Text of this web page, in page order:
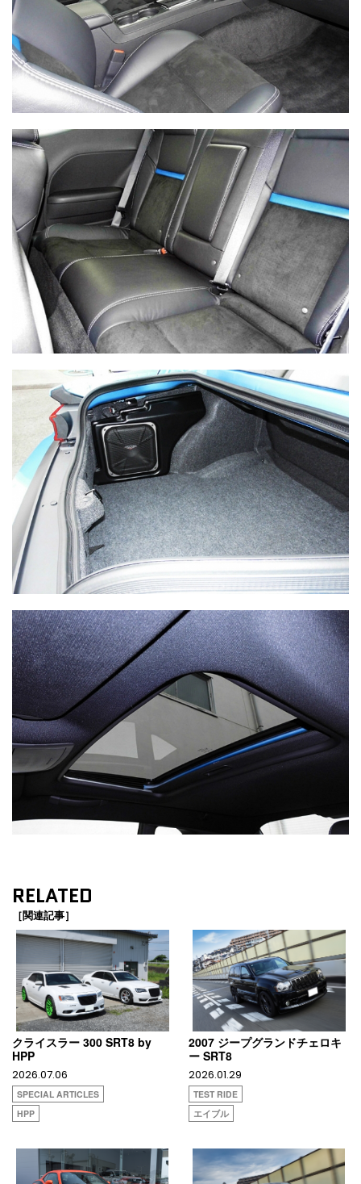
RELATED
［関連記事］
クライスラー 300 SRT8 by
HPP
2026.07.06
SPECIAL ARTICLES
HPP
2007 ジープグランドチェロキ
ー SRT8
2026.01.29
TEST RIDE
エイブル